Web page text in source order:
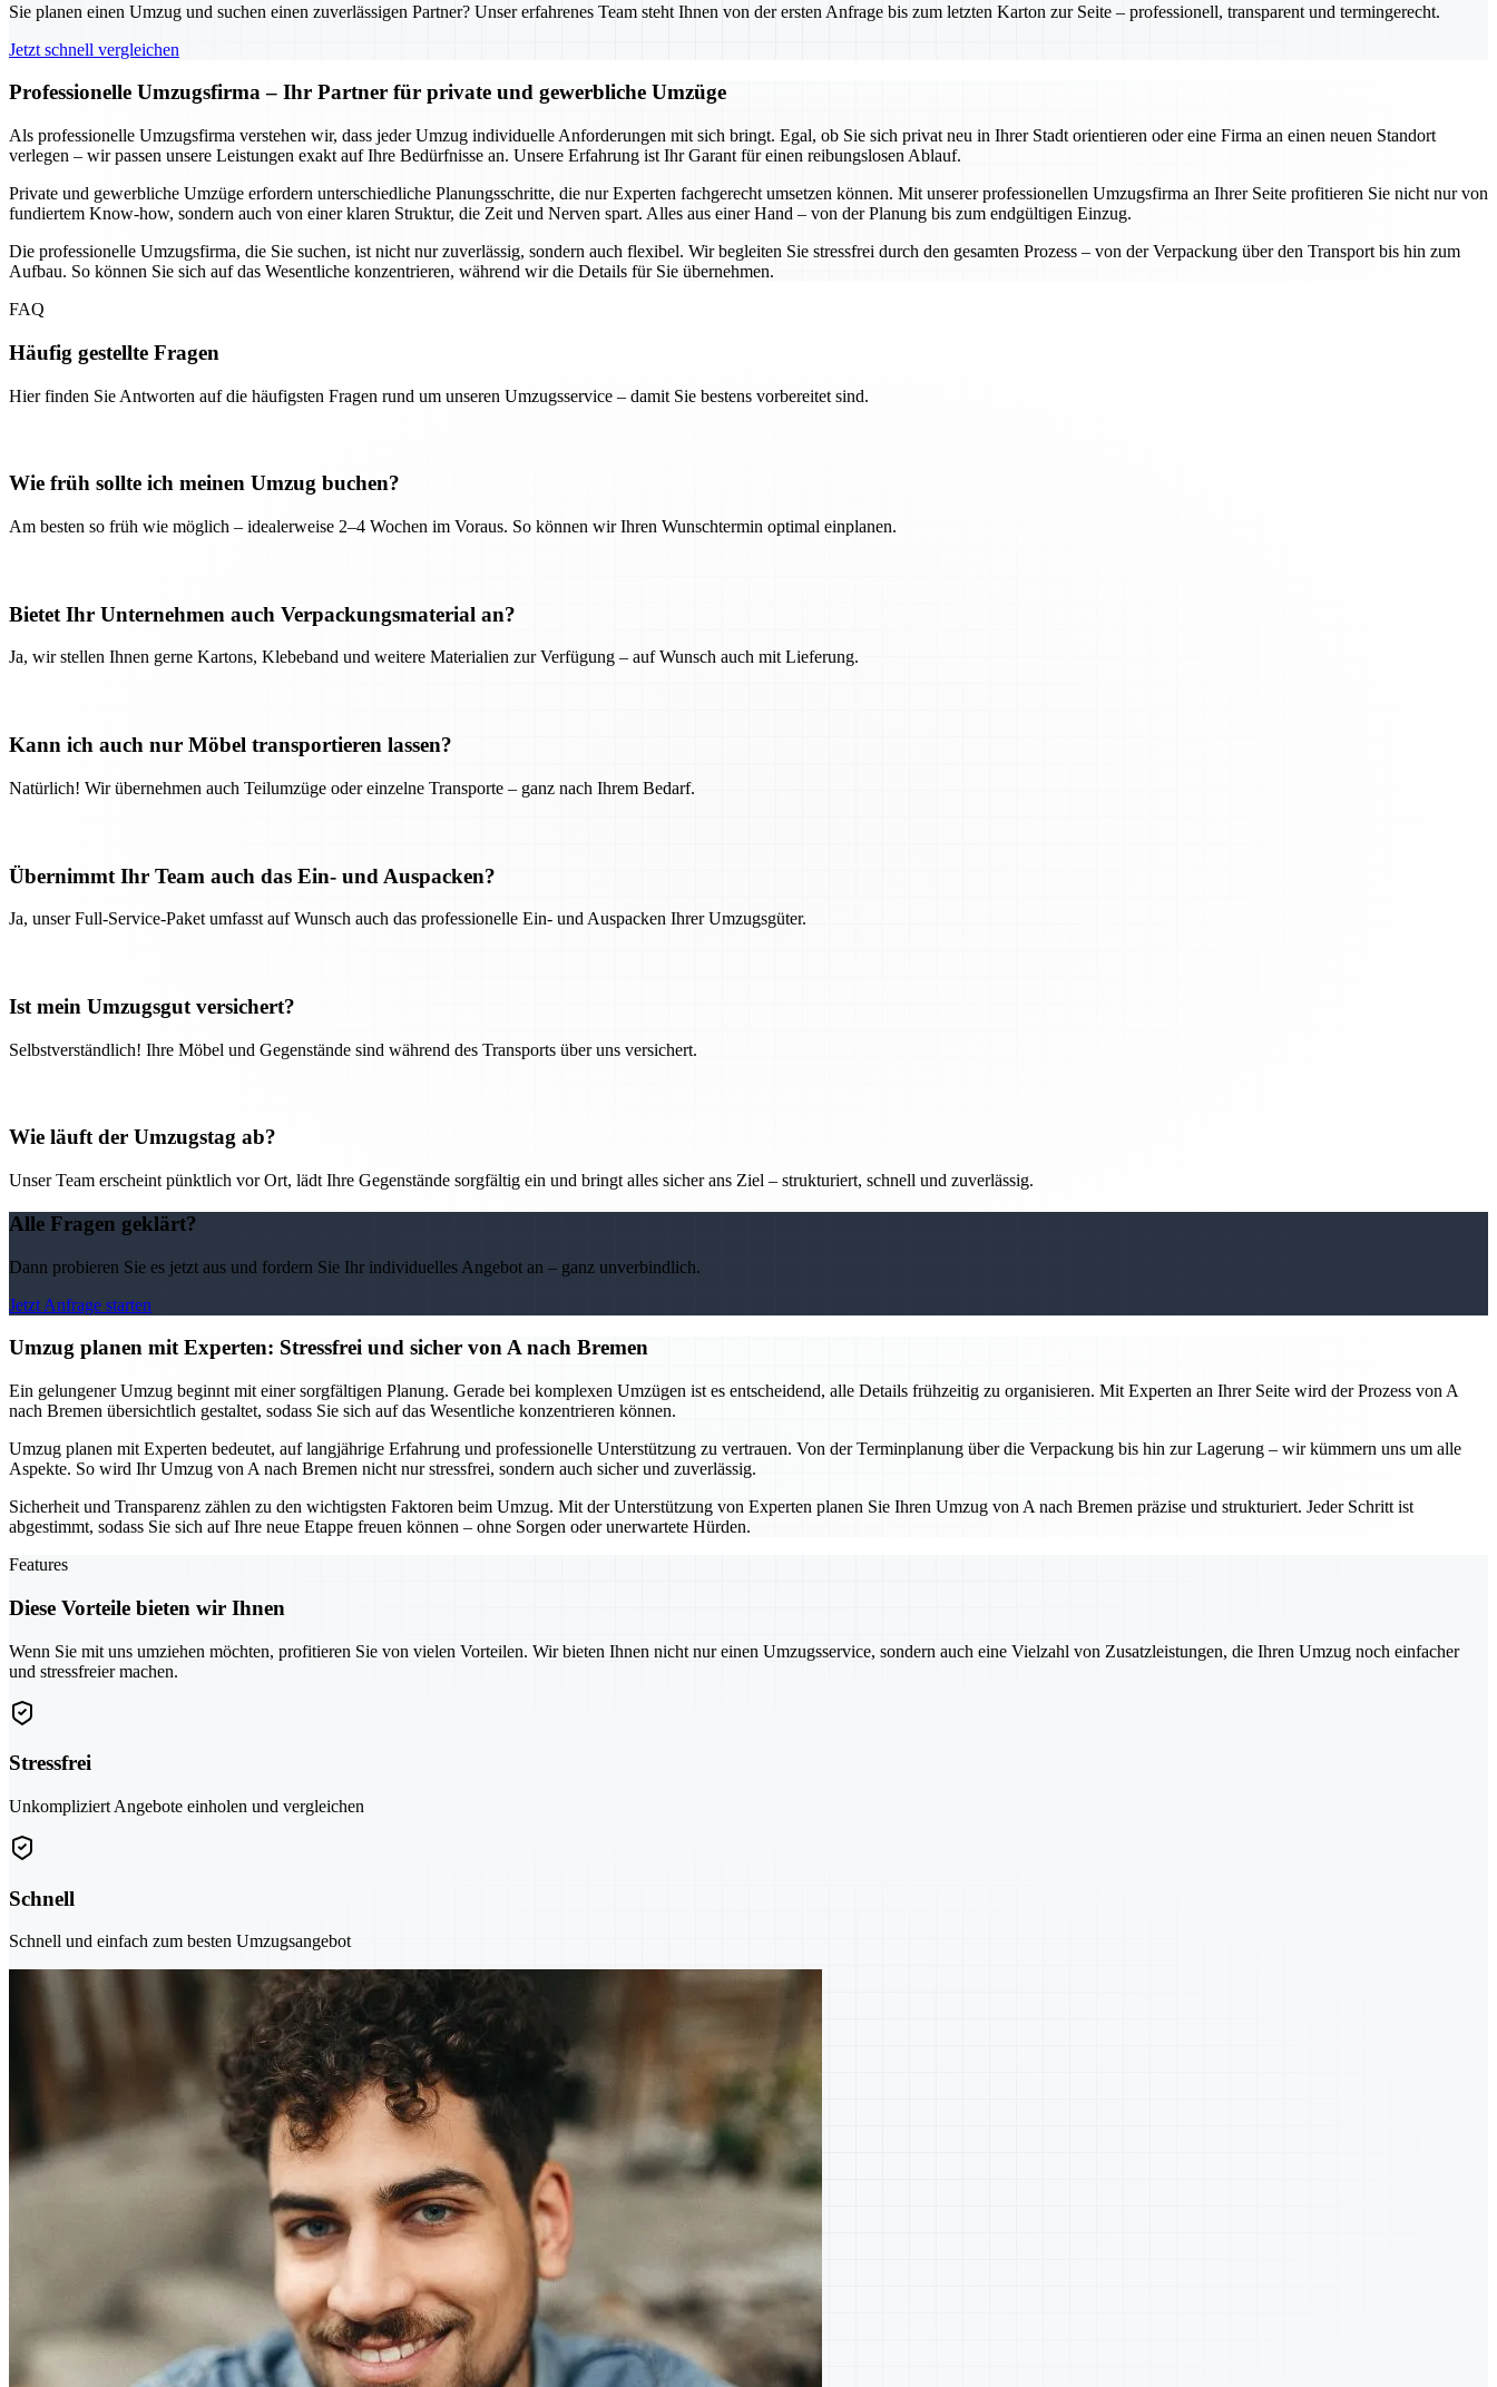
Sie planen einen Umzug und suchen einen zuverlässigen Partner? Unser erfahrenes Team steht Ihnen von der ersten Anfrage bis zum letzten Karton zur Seite – professionell, transparent und termingerecht.
Jetzt schnell vergleichen
Professionelle Umzugsfirma – Ihr Partner für private und gewerbliche Umzüge
Als professionelle Umzugsfirma verstehen wir, dass jeder Umzug individuelle Anforderungen mit sich bringt. Egal, ob Sie sich privat neu in Ihrer Stadt orientieren oder eine Firma an einen neuen Standort
verlegen – wir passen unsere Leistungen exakt auf Ihre Bedürfnisse an. Unsere Erfahrung ist Ihr Garant für einen reibungslosen Ablauf.
Private und gewerbliche Umzüge erfordern unterschiedliche Planungsschritte, die nur Experten fachgerecht umsetzen können. Mit unserer professionellen Umzugsfirma an Ihrer Seite profitieren Sie nicht nur von
fundiertem Know-how, sondern auch von einer klaren Struktur, die Zeit und Nerven spart. Alles aus einer Hand – von der Planung bis zum endgültigen Einzug.
Die professionelle Umzugsfirma, die Sie suchen, ist nicht nur zuverlässig, sondern auch flexibel. Wir begleiten Sie stressfrei durch den gesamten Prozess – von der Verpackung über den Transport bis hin zum
Aufbau. So können Sie sich auf das Wesentliche konzentrieren, während wir die Details für Sie übernehmen.
FAQ
Häufig gestellte Fragen
Hier finden Sie Antworten auf die häufigsten Fragen rund um unseren Umzugsservice – damit Sie bestens vorbereitet sind.
Wie früh sollte ich meinen Umzug buchen?
Am besten so früh wie möglich – idealerweise 2–4 Wochen im Voraus. So können wir Ihren Wunschtermin optimal einplanen.
Bietet Ihr Unternehmen auch Verpackungsmaterial an?
Ja, wir stellen Ihnen gerne Kartons, Klebeband und weitere Materialien zur Verfügung – auf Wunsch auch mit Lieferung.
Kann ich auch nur Möbel transportieren lassen?
Natürlich! Wir übernehmen auch Teilumzüge oder einzelne Transporte – ganz nach Ihrem Bedarf.
Übernimmt Ihr Team auch das Ein- und Auspacken?
Ja, unser Full-Service-Paket umfasst auf Wunsch auch das professionelle Ein- und Auspacken Ihrer Umzugsgüter.
Ist mein Umzugsgut versichert?
Selbstverständlich! Ihre Möbel und Gegenstände sind während des Transports über uns versichert.
Wie läuft der Umzugstag ab?
Unser Team erscheint pünktlich vor Ort, lädt Ihre Gegenstände sorgfältig ein und bringt alles sicher ans Ziel – strukturiert, schnell und zuverlässig.
Alle Fragen geklärt?
Dann probieren Sie es jetzt aus und fordern Sie Ihr individuelles Angebot an – ganz unverbindlich.
Jetzt Anfrage starten
Umzug planen mit Experten: Stressfrei und sicher von A nach Bremen
Ein gelungener Umzug beginnt mit einer sorgfältigen Planung. Gerade bei komplexen Umzügen ist es entscheidend, alle Details frühzeitig zu organisieren. Mit Experten an Ihrer Seite wird der Prozess von A
nach Bremen übersichtlich gestaltet, sodass Sie sich auf das Wesentliche konzentrieren können.
Umzug planen mit Experten bedeutet, auf langjährige Erfahrung und professionelle Unterstützung zu vertrauen. Von der Terminplanung über die Verpackung bis hin zur Lagerung – wir kümmern uns um alle
Aspekte. So wird Ihr Umzug von A nach Bremen nicht nur stressfrei, sondern auch sicher und zuverlässig.
Sicherheit und Transparenz zählen zu den wichtigsten Faktoren beim Umzug. Mit der Unterstützung von Experten planen Sie Ihren Umzug von A nach Bremen präzise und strukturiert. Jeder Schritt ist
abgestimmt, sodass Sie sich auf Ihre neue Etappe freuen können – ohne Sorgen oder unerwartete Hürden.
Features
Diese Vorteile bieten wir Ihnen
Wenn Sie mit uns umziehen möchten, profitieren Sie von vielen Vorteilen. Wir bieten Ihnen nicht nur einen Umzugsservice, sondern auch eine Vielzahl von Zusatzleistungen, die Ihren Umzug noch einfacher
und stressfreier machen.
Stressfrei
Unkompliziert Angebote einholen und vergleichen
Schnell
Schnell und einfach zum besten Umzugsangebot